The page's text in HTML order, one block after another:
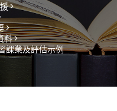
>
>
料 >
課業及評估示例